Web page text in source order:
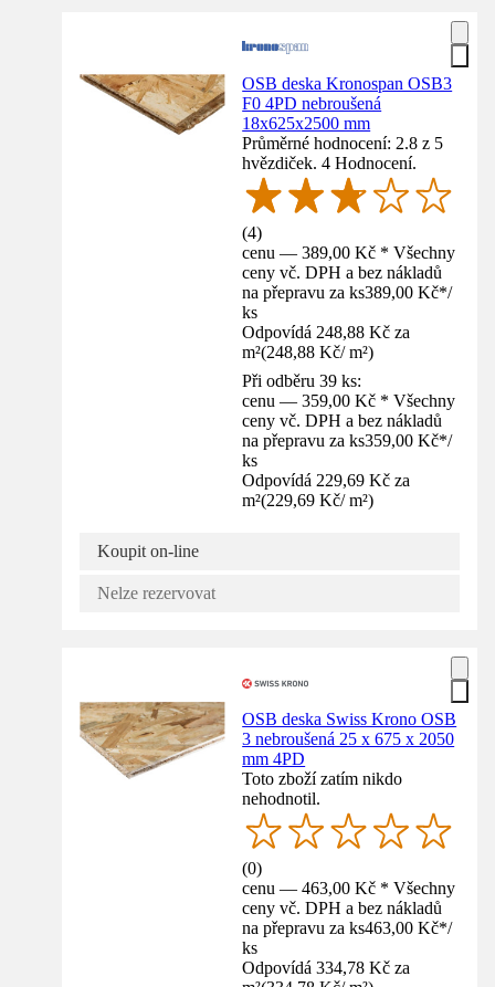
OSB deska Kronospan OSB3
F0 4PD nebroušená
18x625x2500 mm
Průměrné hodnocení: 2.8 z 5
hvězdiček. 4 Hodnocení.
(4)
cenu — 389,00 Kč * Všechny
ceny vč. DPH a bez nákladů
na přepravu za ks389,00 Kč*/
ks
Odpovídá 248,88 Kč za
m²(248,88 Kč/ m²)
Při odběru 39 ks:
cenu — 359,00 Kč * Všechny
ceny vč. DPH a bez nákladů
na přepravu za ks359,00 Kč*/
ks
Odpovídá 229,69 Kč za
m²(229,69 Kč/ m²)
Koupit on-line
Nelze rezervovat
OSB deska Swiss Krono OSB
3 nebroušená 25 x 675 x 2050
mm 4PD
Toto zboží zatím nikdo
nehodnotil.
(0)
cenu — 463,00 Kč * Všechny
ceny vč. DPH a bez nákladů
na přepravu za ks463,00 Kč*/
ks
Odpovídá 334,78 Kč za